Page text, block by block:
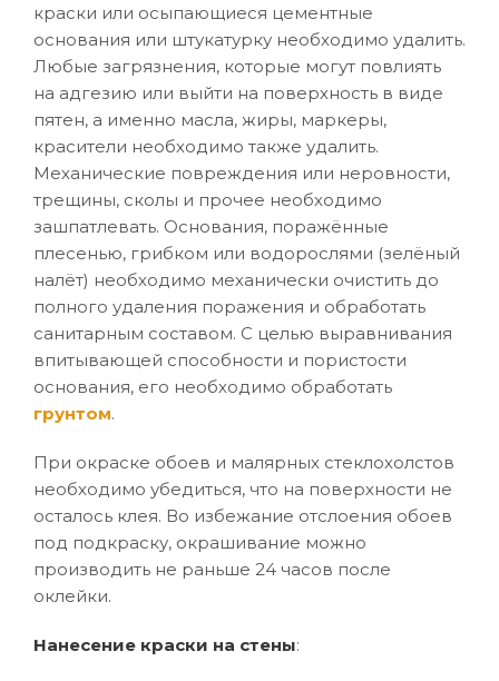
краски или осыпающиеся цементные
основания или штукатурку необходимо удалить.
Любые загрязнения, которые могут повлиять
на адгезию или выйти на поверхность в виде
пятен, а именно масла, жиры, маркеры,
красители необходимо также удалить.
Механические повреждения или неровности,
трещины, сколы и прочее необходимо
зашпатлевать. Основания, поражённые
плесенью, грибком или водорослями (зелёный
налёт) необходимо механически очистить до
полного удаления поражения и обработать
санитарным составом. С целью выравнивания
впитывающей способности и пористости
основания, его необходимо обработать
грунтом.
При окраске обоев и малярных стеклохолстов
необходимо убедиться, что на поверхности не
осталось клея. Во избежание отслоения обоев
под подкраску, окрашивание можно
производить не раньше 24 часов после
оклейки.
Нанесение краски на стены: